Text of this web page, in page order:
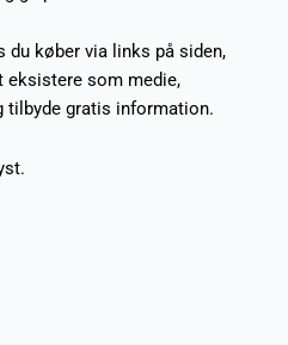
køber via links på siden,
eksistere som medie,
tilbyde gratis information.